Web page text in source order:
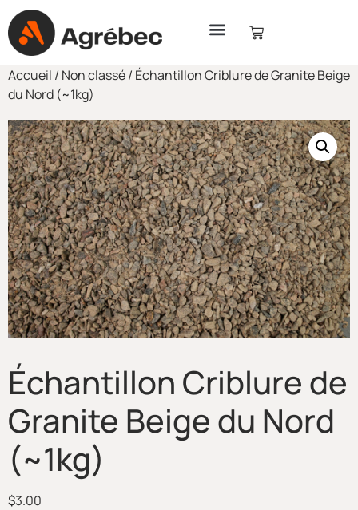
Accueil / Non classé/ Échantillon Criblure de Granite Beige
du Nord (~1kg)
Échantillon Criblure de
Granite Beige du Nord
(~1kg)
$3.00